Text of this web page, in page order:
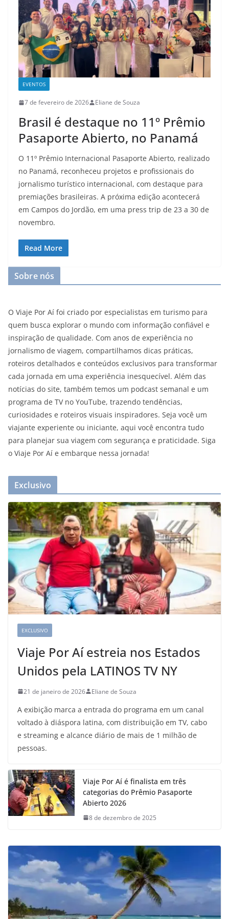
EVENTOS
7 de fevereiro de 2026 Eliane de Souza
Brasil é destaque no 11º Prêmio
Pasaporte Abierto, no Panamá
O 11º Prêmio Internacional Pasaporte Abierto, realizado
no Panamá, reconheceu projetos e profissionais do
jornalismo turístico internacional, com destaque para
premiações brasileiras. A próxima edição acontecerá
em Campos do Jordão, em uma press trip de 23 a 30 de
novembro.
Read More
Sobre nós
O Viaje Por Aí foi criado por especialistas em turismo para
quem busca explorar o mundo com informação confiável e
inspiração de qualidade. Com anos de experiência no
jornalismo de viagem, compartilhamos dicas práticas,
roteiros detalhados e conteúdos exclusivos para transformar
cada jornada em uma experiência inesquecível. Além das
notícias do site, também temos um podcast semanal e um
programa de TV no YouTube, trazendo tendências,
curiosidades e roteiros visuais inspiradores. Seja você um
viajante experiente ou iniciante, aqui você encontra tudo
para planejar sua viagem com segurança e praticidade. Siga
o Viaje Por Aí e embarque nessa jornada!
Exclusivo
EXCLUSIVO
Viaje Por Aí estreia nos Estados
Unidos pela LATINOS TV NY
21 de janeiro de 2026 Eliane de Souza
A exibição marca a entrada do programa em um canal
voltado à diáspora latina, com distribuição em TV, cabo
e streaming e alcance diário de mais de 1 milhão de
pessoas.
Viaje Por Aí é finalista em três
categorias do Prêmio Pasaporte
Abierto 2026
8 de dezembro de 2025